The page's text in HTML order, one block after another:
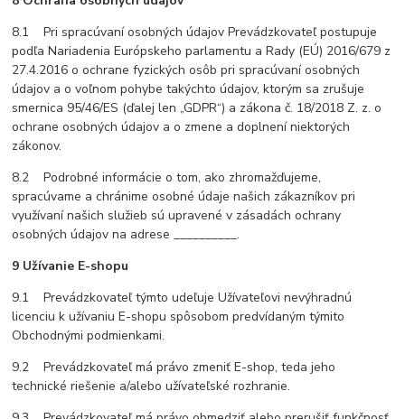
8.1 Pri spracúvaní osobných údajov Prevádzkovateľ postupuje
podľa Nariadenia Európskeho parlamentu a Rady (EÚ) 2016/679 z
27.4.2016 o ochrane fyzických osôb pri spracúvaní osobných
údajov a o voľnom pohybe takýchto údajov, ktorým sa zrušuje
smernica 95/46/ES (ďalej len „GDPR“) a zákona č. 18/2018 Z. z. o
ochrane osobných údajov a o zmene a doplnení niektorých
zákonov.
8.2 Podrobné informácie o tom, ako zhromažďujeme,
spracúvame a chránime osobné údaje našich zákazníkov pri
využívaní našich služieb sú upravené v zásadách ochrany
osobných údajov na adrese __________.
9 Užívanie E-shopu
9.1 Prevádzkovateľ týmto udeľuje Užívateľovi nevýhradnú
licenciu k užívaniu E-shopu spôsobom predvídaným týmito
Obchodnými podmienkami.
9.2 Prevádzkovateľ má právo zmeniť E-shop, teda jeho
technické riešenie a/alebo užívateľské rozhranie.